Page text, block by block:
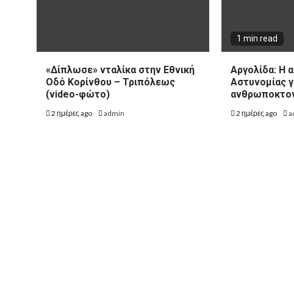
«Δίπλωσε» νταλίκα στην Εθνική
Oδό Κορίνθου – Τριπόλεως
(video-φώτο)
2 ημέρες ago admin
1 min read
Αργολίδα: Η
Αστυνομίας
2 ημέρες ago